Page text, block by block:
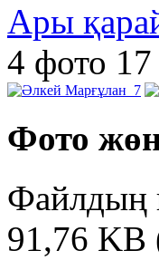
Ары
4 фото 17
Фото
Файлдың
91,76 KB